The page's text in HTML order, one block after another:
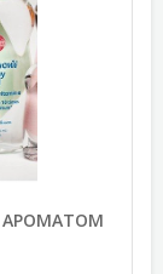
АРОМАТОМ